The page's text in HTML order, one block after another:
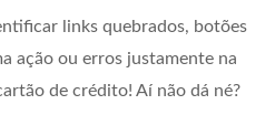
links quebrados, botões
ação ou erros justamente na
de crédito! Aí não dá né?